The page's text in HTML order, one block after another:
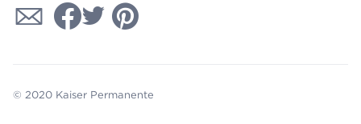
© 2020 Kaiser Permanente